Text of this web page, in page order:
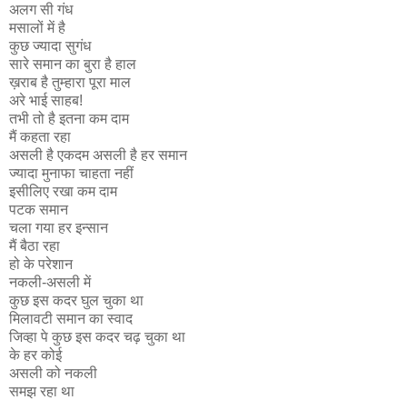
अलग सी गंध
मसालों में है
कुछ ज्यादा सुगंध
सारे समान का बुरा है हाल
ख़राब है तुम्हारा पूरा माल
अरे भाई साहब!
तभी तो है इतना कम दाम
मैं कहता रहा
असली है एकदम असली है हर समान
ज्यादा मुनाफा चाहता नहीं
इसीलिए रखा कम दाम
पटक समान
चला गया हर इन्सान
मैं बैठा रहा
हो के परेशान
नकली-असली में
कुछ इस कदर घुल चुका था
मिलावटी समान का स्वाद
जिव्हा पे कुछ इस कदर चढ़ चुका था
के हर कोई
असली को नकली
समझ रहा था